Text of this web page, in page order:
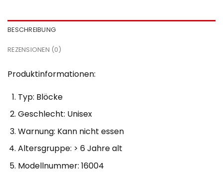
BESCHREIBUNG
REZENSIONEN (0)
Produktinformationen:
Typ: Blöcke
Geschlecht: Unisex
Warnung: Kann nicht essen
Altersgruppe: > 6 Jahre alt
Modellnummer: 16004